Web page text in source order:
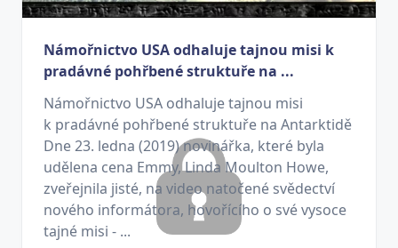
Námořnictvo USA odhaluje tajnou misi k
pradávné pohřbené struktuře na ...
Námořnictvo USA odhaluje tajnou misi
k pradávné pohřbené struktuře na Antarktidě
Dne 23. ledna (2019) novinářka, které byla
udělena cena Emmy, Linda Moulton Howe,
zveřejnila jisté, na video natočené svědectví
nového informátora, hovořícího o své vysoce
tajné misi - ...